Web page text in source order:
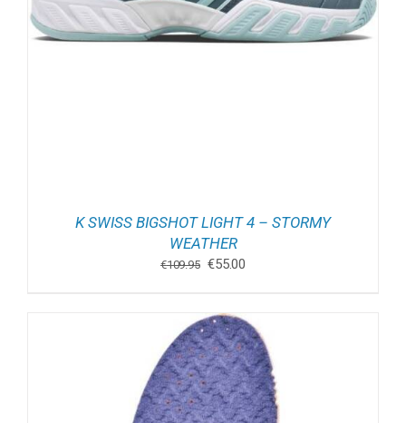
K SWISS BIGSHOT LIGHT 4 – STORMY
WEATHER
€109.95 Oorspronkelijke
€109.95.
€55.00Huidige
€55.00.